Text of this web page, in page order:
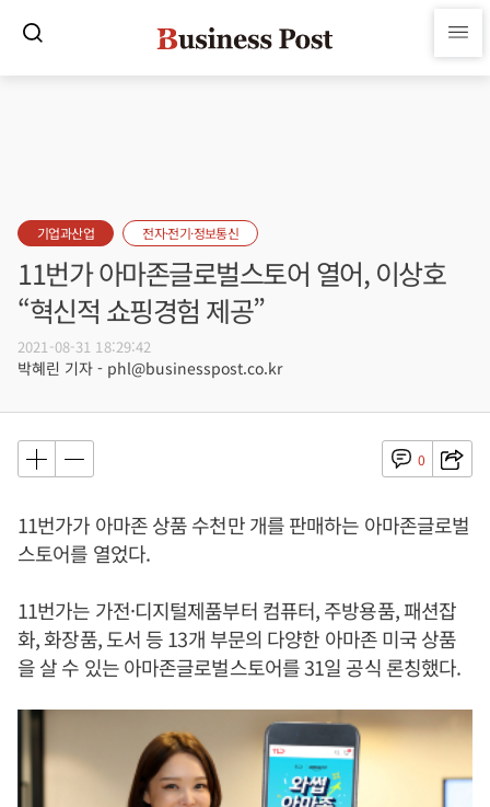
기업과산업 전자·전기·정보통신
11번가 아마존글로벌스토어 열어, 이상호
“혁신적 쇼핑경험 제공”
2021-08-31 18:29:42
박혜린 기자 - phl@businesspost.co.kr
0
11번가가 아마존 상품 수천만 개를 판매하는 아마존글로벌
스토어를 열었다.
11번가는 가전·디지털제품부터 컴퓨터, 주방용품, 패션잡
화, 화장품, 도서 등 13개 부문의 다양한 아마존 미국 상품
을 살 수 있는 아마존글로벌스토어를 31일 공식 론칭했다.